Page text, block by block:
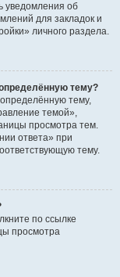
уведомления об
для закладок и
личного раздела.
тему?
тему,
темой»,
просмотра тем.
ответа» при
тему.
по ссылке
просмотра